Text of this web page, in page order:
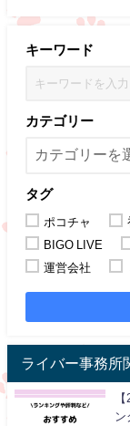
キーワード
カテゴリー
タグ
ポコチャ
BIGO LIVE
運営会社
ライバー事務所
ン